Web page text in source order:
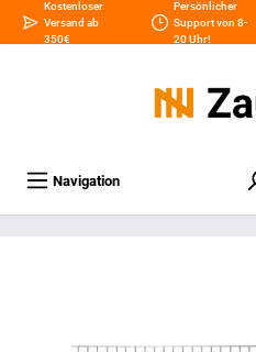
Kostenloser
Versand ab
350€
Persönlicher
Support von 8-
20 Uhr!
Navigation